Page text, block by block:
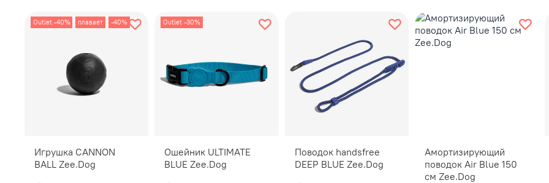
собак
У
диким
может
Outlet -40% плавает -40%
Игрушка CANNON
BALL Zee.Dog
Outlet -30%
Ошейник ULTIMATE
BLUE Zee.Dog
Поводок handsfree
DEEP BLUE Zee.Dog
Амортизирующий
поводок Air Blue 150
см Zee.Dog